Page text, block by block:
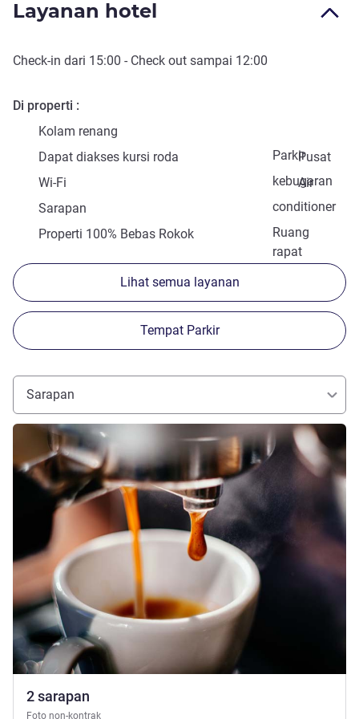
Layanan hotel
Check-in dari 15:00 - Check out sampai 12:00
Di properti
Kolam renang
Parkir
Dapat diakses kursi roda
Pusat
kebugaran
Wi-Fi
Air
conditioner
Sarapan
Ruang
rapat
Properti 100% Bebas Rokok
Lihat semua layanan
Tempat Parkir
Sarapan
2 sarapan
Foto non-kontrak
Lihat detail